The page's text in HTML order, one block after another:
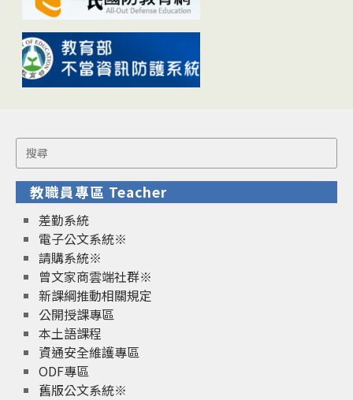
Search
for:
教職員專區 Teacher
差勤系統
電子公文系統※
請購系統※
曾文家商雲端社群※
新課綱推動相關規定
公開授課專區
本土語課程
資通安全維護專區
ODF專區
舊版公文系統※